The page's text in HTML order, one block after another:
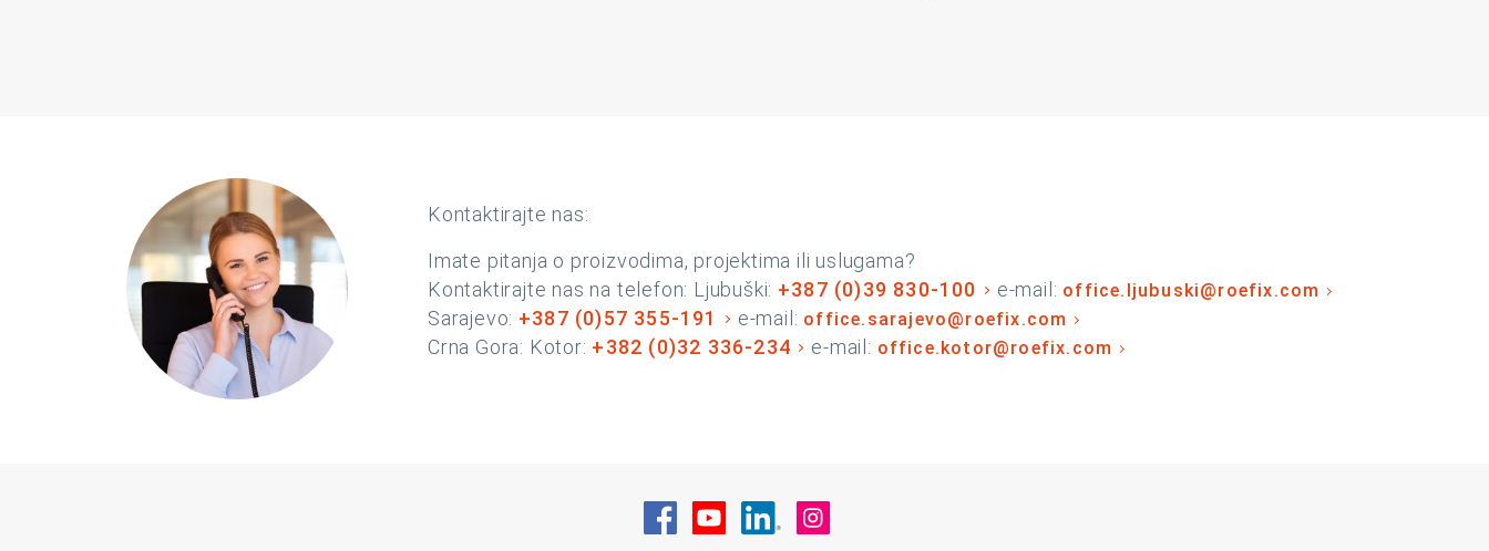
Kontaktirajte nas:
Imate pitanja o proizvodima, projektima ili uslugama?
Kontaktirajte nas na telefon: Ljubuški: +387 (0)39 830-100 e-mail: office.ljubuski@roefix.com
Sarajevo: +387 (0)57 355-191 e-mail: office.sarajevo@roefix.com
Crna Gora: Kotor: +382 (0)32 336-234 e-mail: office.kotor@roefix.com
Posjetite nas na Facebook
Posjetite nas na YouTube
Posjetite nas na LinkedIn